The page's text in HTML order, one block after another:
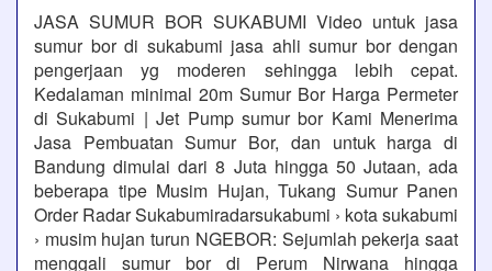
JASA SUMUR BOR SUKABUMI Video untuk jasa
sumur bor di sukabumi jasa ahli sumur bor dengan
pengerjaan yg moderen sehingga lebih cepat.
Kedalaman minimal 20m Sumur Bor Harga Permeter
di Sukabumi | Jet Pump sumur bor Kami Menerima
Jasa Pembuatan Sumur Bor, dan untuk harga di
Bandung dimulai dari 8 Juta hingga 50 Jutaan, ada
beberapa tipe Musim Hujan, Tukang Sumur Panen
Order Radar Sukabumiradarsukabumi › kota sukabumi
› musim hujan turun NGEBOR: Sejumlah pekerja saat
menggali sumur bor di Perum Nirwana hingga